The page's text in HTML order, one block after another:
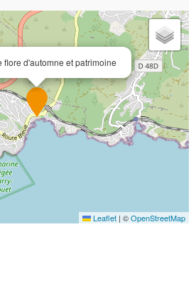
flore d'automne et patrimoine
Leaflet | ©OpenStreetMap